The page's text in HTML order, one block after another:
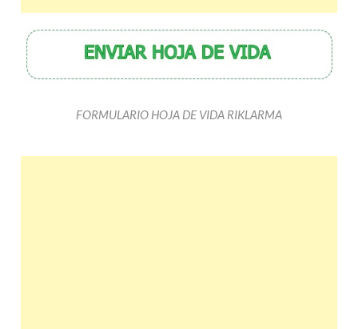
FORMULARIO HOJA DE VIDA RIKLARMA